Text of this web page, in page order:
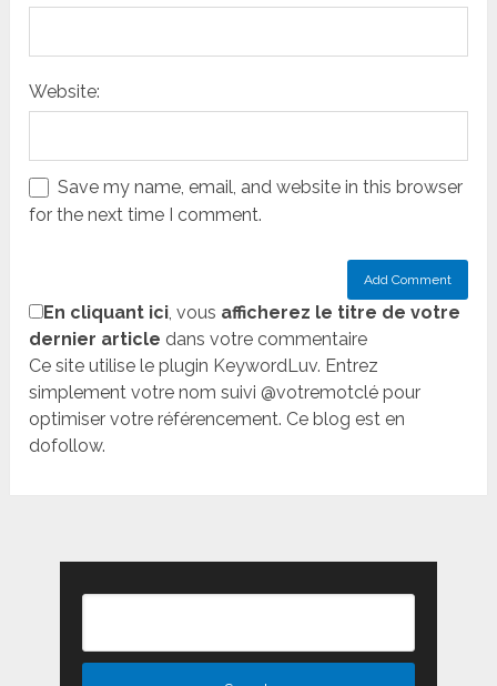
Website:
Save my name, email, and website in this browser
for the next time I comment.
En cliquant ici, vous afficherez le titre de votre
dernier article dans votre commentaire
Ce site utilise le plugin KeywordLuv. Entrez
simplement votre nom suivi @votremotclé pour
optimiser votre référencement. Ce blog est en
dofollow.